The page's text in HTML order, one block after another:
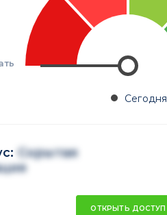
Сегодня
Скрытая
ОТКРЫТЬ ДОСТУП